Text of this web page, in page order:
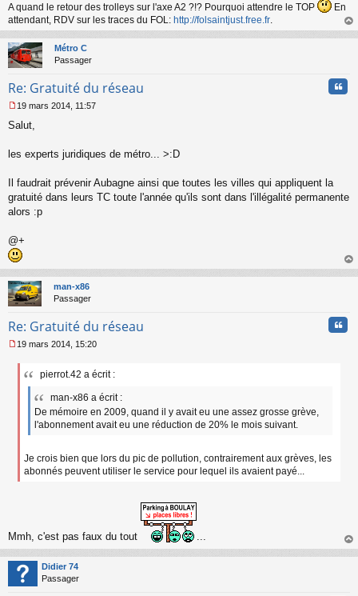
A quand le retour des trolleys sur l'axe A2 ?!? Pourquoi attendre le TOP
En
attendant, RDV sur les traces du FOL: http://folsaintjust.free.fr.
au
Métro C
Passager
Re: Gratuité du réseau
e
s
e
n
o
u
19 mars 2014, 11:57
Salut,
les experts juridiques de métro... >:D
Il faudrait prévenir Aubagne ainsi que toutes les villes qui appliquent la
gratuité dans leurs TC toute l'année qu'ils sont dans l'illégalité permanente
alors :p
@+
au
man-x86
Passager
Re: Gratuité du réseau
e
u
19 mars 2014, 15:20
pierrot.42 a écrit :
man-x86 a écrit :
De mémoire en 2009, quand il y avait eu une assez grosse grève,
l'abonnement avait eu une réduction de 20% le mois suivant.
Je crois bien que lors du pic de pollution, contrairement aux grèves, les
abonnés peuvent utiliser le service pour lequel ils avaient payé...
Mmh, c'est pas faux du tout ...
au
Didier 74
Passager